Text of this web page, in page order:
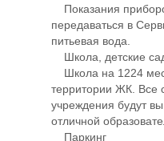
Показания
передаваться в
питьевая вода.
Школа, детские
Школа на 1224
территории ЖК. Все
учреждения будут
отличной
Паркинг